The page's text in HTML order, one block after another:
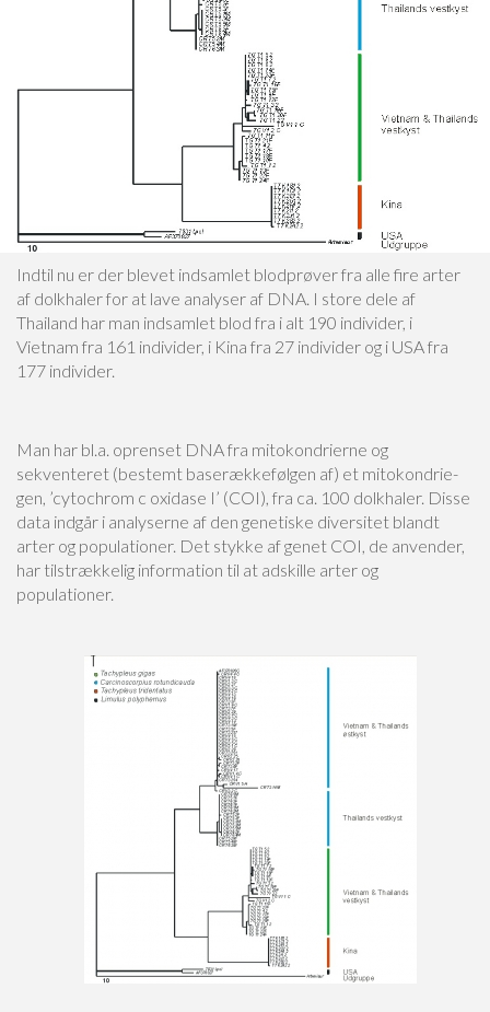
Indtil nu er der blevet indsamlet blodprøver fra alle fire arter
af dolkhaler for at lave analyser af DNA. I store dele af
Thailand har man indsamlet blod fra i alt 190 individer, i
Vietnam fra 161 individer, i Kina fra 27 individer og i USA fra
177 individer.
Man har bl.a. oprenset DNA fra mitokondrierne og
sekventeret (bestemt baserækkefølgen af) et mitokondrie-
gen, ’cytochrom c oxidase I’ (COI), fra ca. 100 dolkhaler. Disse
data indgår i analyserne af den genetiske diversitet blandt
arter og populationer. Det stykke af genet COI, de anvender,
har tilstrækkelig information til at adskille arter og
populationer.